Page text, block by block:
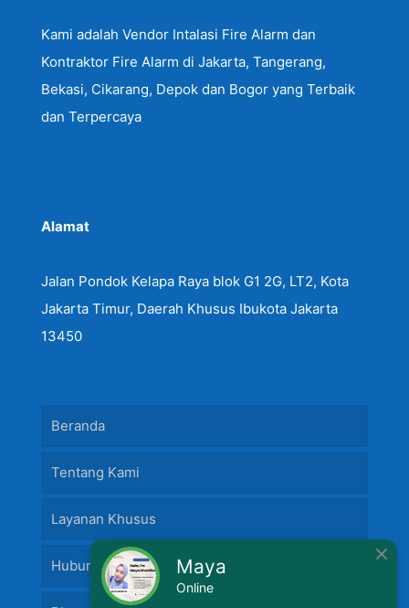
Kami adalah Vendor Intalasi Fire Alarm dan
Kontraktor Fire Alarm di Jakarta, Tangerang,
Bekasi, Cikarang, Depok dan Bogor yang Terbaik
dan Terpercaya
Alamat
Jalan Pondok Kelapa Raya blok G1 2G, LT2, Kota
Jakarta Timur, Daerah Khusus Ibukota Jakarta
13450
Beranda
Tentang Kami
Layanan Khusus
Hubungi Kami Maya
Online